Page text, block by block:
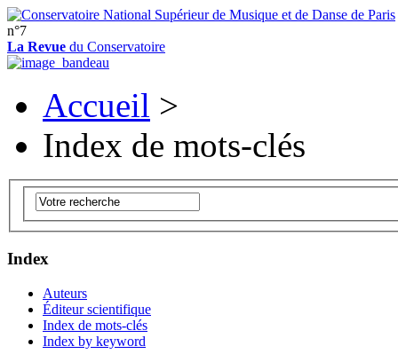
n°7
La Revue du Conservatoire
Accueil >
Index de mots-clés
Index
Auteurs
Éditeur scientifique
Index de mots-clés
Index by keyword